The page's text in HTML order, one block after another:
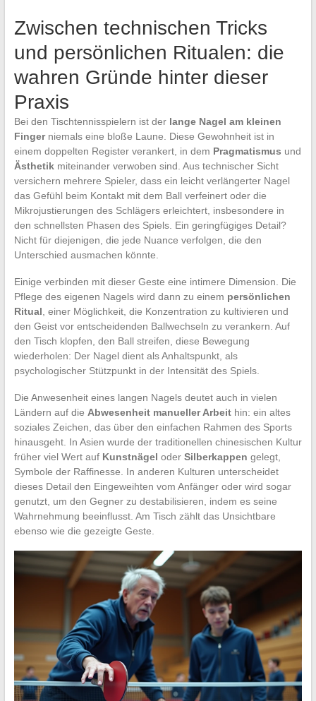
Zwischen technischen Tricks
und persönlichen Ritualen: die
wahren Gründe hinter dieser
Praxis
Bei den Tischtennisspielern ist der lange Nagel am kleinen
Fingerniemals eine bloße Laune. Diese Gewohnheit ist in
einem doppelten Register verankert, in dem Pragmatismus und
Ästhetikmiteinander verwoben sind. Aus technischer Sicht
versichern mehrere Spieler, dass ein leicht verlängerter Nagel
das Gefühl beim Kontakt mit dem Ball verfeinert oder die
Mikrojustierungen des Schlägers erleichtert, insbesondere in
den schnellsten Phasen des Spiels. Ein geringfügiges Detail?
Nicht für diejenigen, die jede Nuance verfolgen, die den
Unterschied ausmachen könnte.
Einige verbinden mit dieser Geste eine intimere Dimension. Die
Pflege des eigenen Nagels wird dann zu einem persönlichen
Ritual , einer Möglichkeit, die Konzentration zu kultivieren und
den Geist vor entscheidenden Ballwechseln zu verankern. Auf
den Tisch klopfen, den Ball streifen, diese Bewegung
wiederholen: Der Nagel dient als Anhaltspunkt, als
psychologischer Stützpunkt in der Intensität des Spiels.
Die Anwesenheit eines langen Nagels deutet auch in vielen
Ländern auf die Abwesenheit manueller Arbeithin: ein altes
soziales Zeichen, das über den einfachen Rahmen des Sports
hinausgeht. In Asien wurde der traditionellen chinesischen Kultur
früher viel Wert auf Kunstnägel oder Silberkappen gelegt,
Symbole der Raffinesse. In anderen Kulturen unterscheidet
dieses Detail den Eingeweihten vom Anfänger oder wird sogar
genutzt, um den Gegner zu destabilisieren, indem es seine
Wahrnehmung beeinflusst. Am Tisch zählt das Unsichtbare
ebenso wie die gezeigte Geste.